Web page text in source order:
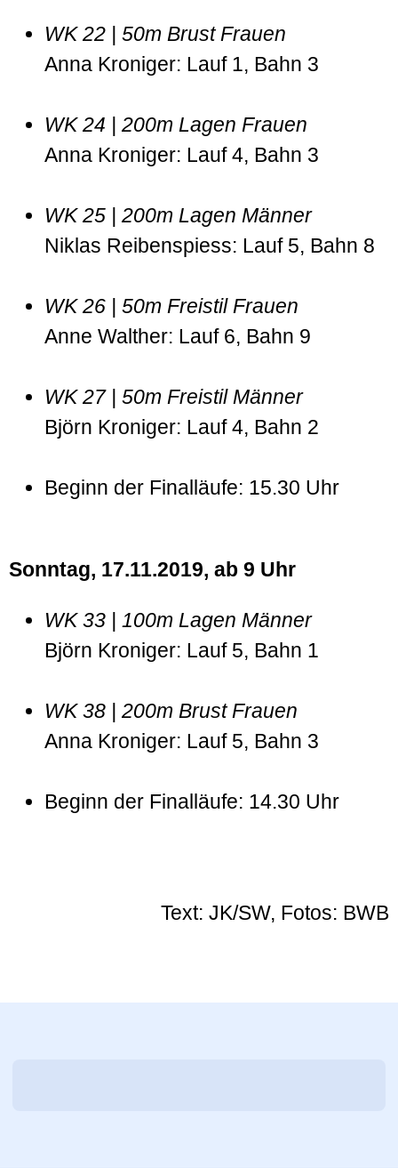
WK 22 | 50m Brust Frauen
Anna Kroniger: Lauf 1, Bahn 3
WK 24 | 200m Lagen Frauen
Anna Kroniger: Lauf 4, Bahn 3
WK 25 | 200m Lagen Männer
Niklas Reibenspiess: Lauf 5, Bahn 8
WK 26 | 50m Freistil Frauen
Anne Walther: Lauf 6, Bahn 9
WK 27 | 50m Freistil Männer
Björn Kroniger: Lauf 4, Bahn 2
Beginn der Finalläufe: 15.30 Uhr
Sonntag, 17.11.2019, ab 9 Uhr
WK 33 | 100m Lagen Männer
Björn Kroniger: Lauf 5, Bahn 1
WK 38 | 200m Brust Frauen
Anna Kroniger: Lauf 5, Bahn 3
Beginn der Finalläufe: 14.30 Uhr
Text: JK/SW, Fotos: BWB